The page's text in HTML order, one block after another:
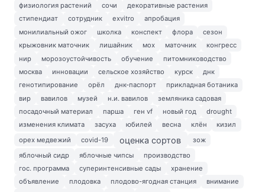
физиология растений
сочи
декоративные растения
стипендиат
сотрудник exvitro
апробация
монилиальный ожог
школка конспект флора
сезон
крыжовник маточник
лишайник мох маточник
конгресс
нир
морозоустойчивость обучение
питомниководство
москва
инновации сельское хозяйство курск
днк
генотипирование
орёл днк-паспорт
прикладная ботаника
вир
вавилов музей н.и. вавилов
земляника садовая
посадочный материал
парша ген vf новый год
drought
изменения климата
засуха юбилей весна клён
кизил
орех медвежий
covid-19 оценка сортов
зож
яблочный сидр
яблочные чипсы
производство
гос. программа
суперинтенсивные сады
хранение
объявление
плодовка плодово-ягодная станция
внимание